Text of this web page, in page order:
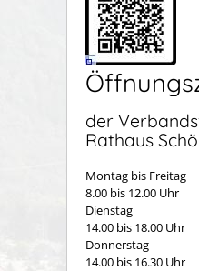
der
Rathaus
Montag bis Freitag
8.00 bis 12.00 Uhr
Dienstag
14.00 bis 18.00 Uhr
Donnerstag
14.00 bis 16.30 Uhr